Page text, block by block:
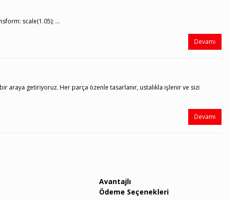
scale(1.05); ...
Devamı
araya getiriyoruz. Her parça özenle tasarlanır, ustalıkla işlenir ve sizi
Devamı
Avantajlı
Ödeme Seçenekleri